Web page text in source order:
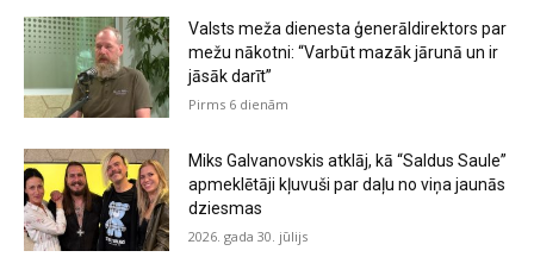
Valsts meža dienesta ģenerāldirektors par
mežu nākotni: “Varbūt mazāk jārunā un ir
jāsāk darīt”
Pirms 6 dienām
Miks Galvanovskis atklāj, kā “Saldus Saule”
apmeklētāji kļuvuši par daļu no viņa jaunās
dziesmas
2026. gada 30. jūlijs